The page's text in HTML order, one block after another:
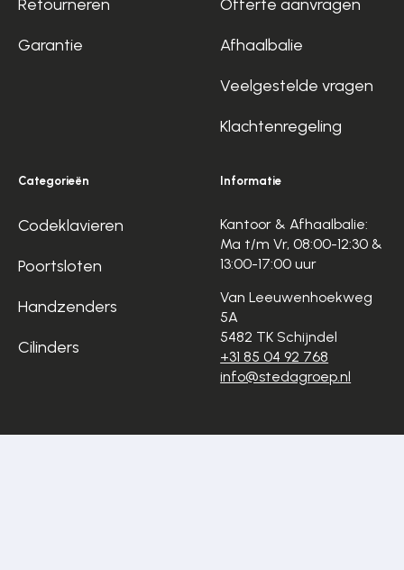
Retourneren
Garantie
Offerte aanvragen
Afhaalbalie
Veelgestelde vragen
Klachtenregeling
Categorieën
Codeklavieren
Poortsloten
Handzenders
Cilinders
Informatie
Kantoor & Afhaalbalie:
Ma t/m Vr, 08:00-12:30 &
13:00-17:00 uur
Van Leeuwenhoekweg
5A
5482 TK Schijndel
+31 85 04 92 768
info@stedagroep.nl